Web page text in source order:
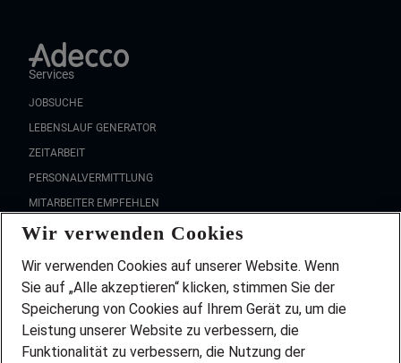
Services
JOBSUCHE
LEBENSLAUF GENERATOR
ZEITARBEIT
PERSONALVERMITTLUNG
MITARBEITER EMPFEHLEN
FAQ
Wir stellen ein!
DEINE BERUFSGRUPPE
DEINE LEBENSSITUATION
PARTNERSHIP WITH AIRBUS
Wir verwenden Cookies
Wir verwenden Cookies auf unserer Website. Wenn
Sie auf „Alle akzeptieren“ klicken, stimmen Sie der
Speicherung von Cookies auf Ihrem Gerät zu, um die
Leistung unserer Website zu verbessern, die
Funktionalität zu verbessern, die Nutzung der